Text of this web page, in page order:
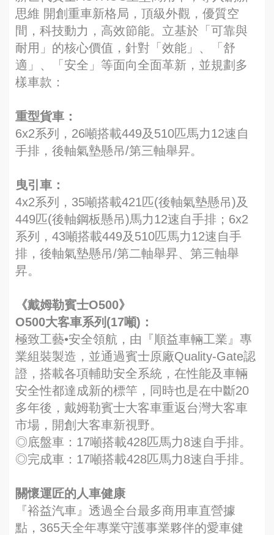
思維 開創重車新格局，頂級外觀，優質空
間，科技動力，高效節能。立基於「可靠與
耐用」的核心價值，針對「效能」、「舒
適」、「安全」等面向全面革新，並規劃多
樣車款：
重型貨車：
6x2系列，26噸搭載449及510匹馬力12速自
手排，後軸氣墊懸吊/第三軸舉昇。
曳引車：
4x2系列，35噸搭載421匹(後軸氣墊懸吊)及
449匹(後軸鋼板懸吊)馬力12速自手排；6x2
系列，43噸搭載449及510匹馬力12速自手
排，後軸氣墊懸吊/第二軸舉昇、第三軸舉
昇。
《戴姆勒賓士O500》
O500大客車系列(17噸)：
極致工藝•安全領航，由『順益車輛工業』專
業組裝製造，並通過賓士原廠Quality-Gate認
證，搭載各項輔助安全系統，在性能及車輛
安全性都達成新的標竿，同時也是在中斷20
多年後，戴姆勒賓士大客車重返台灣大客車
市場，開創大客車新視野。
◎底盤車：17噸搭載428匹馬力8速自手排。
◎完成車：17噸搭載428匹馬力8速自手排。
關懷運匠的人車健康
『裕益汽車』透過全台最多商用車直營據
點，365天全年專業守護事業夥伴的愛車健